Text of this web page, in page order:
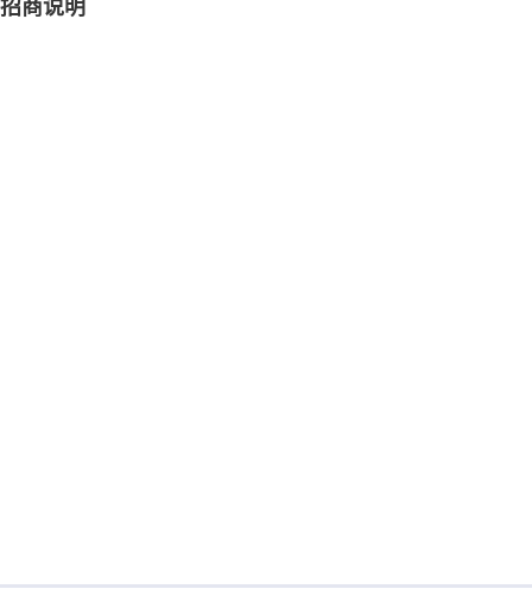
招商说明